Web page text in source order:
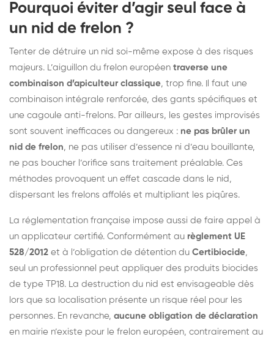
Pourquoi éviter d’agir seul face à
un nid de frelon ?
Tenter de détruire un nid soi-même expose à des risques
majeurs. L’aiguillon du frelon européen traverse une
combinaison d’apiculteur classique, trop fine. Il faut une
combinaison intégrale renforcée, des gants spécifiques et
une cagoule anti-frelons. Par ailleurs, les gestes improvisés
sont souvent inefficaces ou dangereux : ne pas brûler un
nid de frelon, ne pas utiliser d’essence ni d’eau bouillante,
ne pas boucher l’orifice sans traitement préalable. Ces
méthodes provoquent un effet cascade dans le nid,
dispersant les frelons affolés et multipliant les piqûres.
La réglementation française impose aussi de faire appel à
un applicateur certifié. Conformément au règlement UE
528/2012 et à l’obligation de détention du Certibiocide,
seul un professionnel peut appliquer des produits biocides
de type TP18. La destruction du nid est envisageable dès
lors que sa localisation présente un risque réel pour les
personnes. En revanche, aucune obligation de déclaration
en mairie n’existe pour le frelon européen, contrairement au